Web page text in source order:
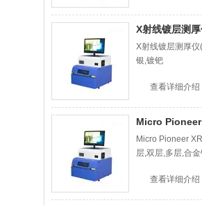
X射线镀层测
X射线镀层测厚
银,镀钯
查看详细介绍
Micro Pioneer
Micro Pioneer
层,双层,多层,合
查看详细介绍